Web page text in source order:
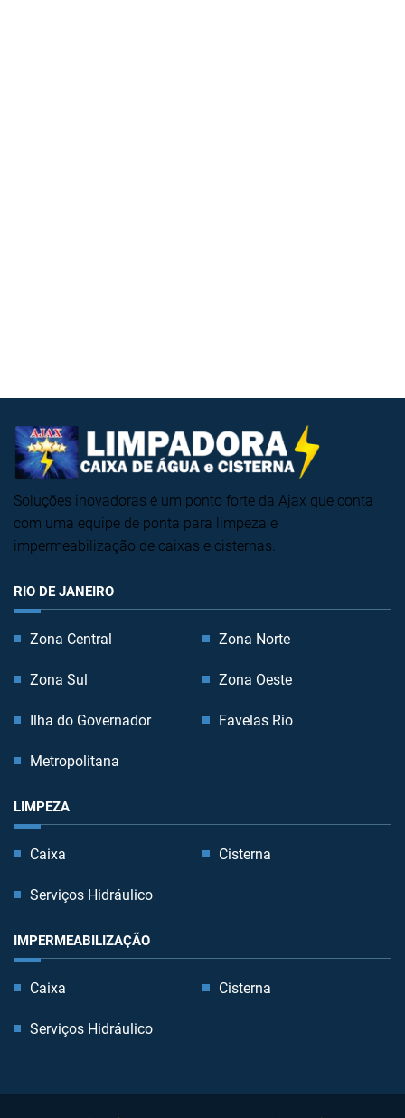
Soluções inovadoras é um ponto forte da Ajax que conta
com uma equipe de ponta para limpeza e
impermeabilização de caixas e cisternas.
RIO DE JANEIRO
Zona Central Zona Norte
Zona Sul Zona Oeste
Ilha do Governador Favelas Rio
Metropolitana
LIMPEZA
Caixa Cisterna
Serviços Hidráulico
IMPERMEABILIZAÇÃO
Caixa Cisterna
Serviços Hidráulico